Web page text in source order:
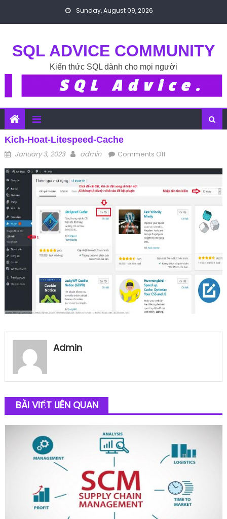
Sunday, August 09, 2026
SQL ADVICE COMMUNITY
Kiến thức SQL dành cho mọi người
Kich-Hoat-Litespeed-Cache
Posted on
January 3, 2023 Author
admin Comments Offon kich-hoat-
Admin
BÀI VIẾT LIÊN QUAN